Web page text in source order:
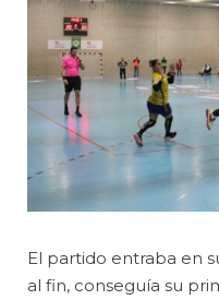
El partido entraba en
al fin, conseguía su